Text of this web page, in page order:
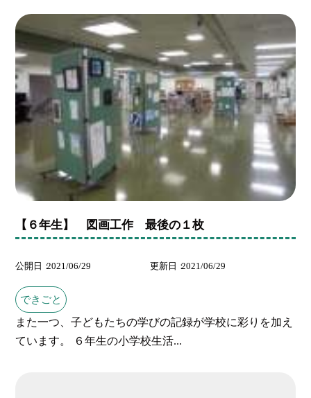
【６年生】 図画工作 最後の１枚
公開日 2021/06/29 更新日 2021/06/29
できごと
また一つ、子どもたちの学びの記録が学校に彩りを加え
ています。 ６年生の小学校生活...